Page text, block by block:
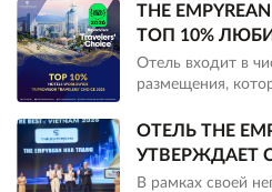
THE
ТОП 10%
TRIPADVISOR
Отель входит в
размещения,
отмечен на
ОТЕЛЬ THE
УТВЕРЖДАЕТ
ВЕДУЩЕГО
В рамках своей